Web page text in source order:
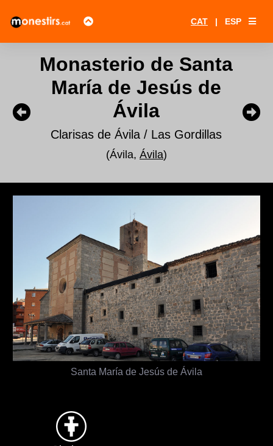
CAT | ESP
Monasterio de Santa
María de Jesús de
Ávila
Clarisas de Ávila / Las Gordillas
(Ávila, Ávila)
Santa María de Jesús de Ávila